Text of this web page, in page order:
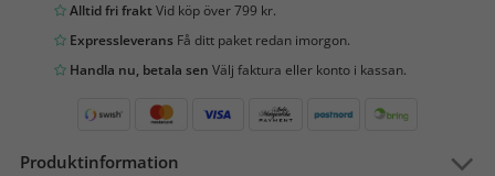
Alltid fri fraktVid köp över 799 kr.
Expressleverans Få ditt paket redan imorgon.
Handla nu, betala sen Välj faktura eller konto i kassan.
Produktinformation